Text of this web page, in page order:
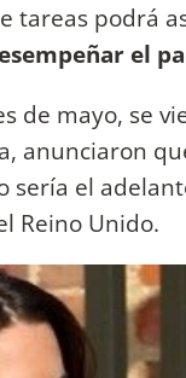
tareas podrá
el
de mayo, se
anunciaron
sería el
Reino Unido.